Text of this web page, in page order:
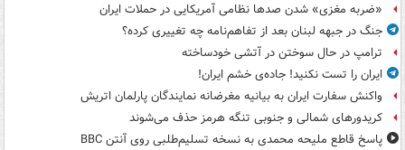
«ضربه مغزی» شدن صدها نظامی آمریکایی در حملات ایران
جنگ در جبهه لبنان بعد از تفاهم‌نامه چه تغییری کرده؟
ترامپ در حال سوختن در آتشی خودساخته
ایران را تست نکنید! جاده‌ی خشم ایران!
واکنش سفارت ایران به بیانیه مغرضانه نمایندگان پارلمان اتریش
کریدورهای شمالی و جنوبی تنگه هرمز حذف می‌شوند
پاسخ قاطع ملیحه محمدی به نسخه تسلیم‌طلبی روی آنتن BBC